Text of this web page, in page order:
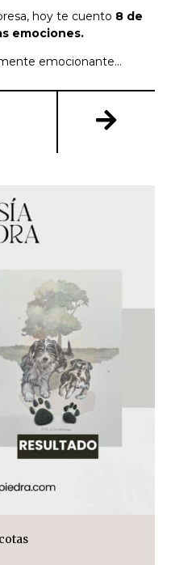
hoy te cuento 8 de
emociones.
emocionante…